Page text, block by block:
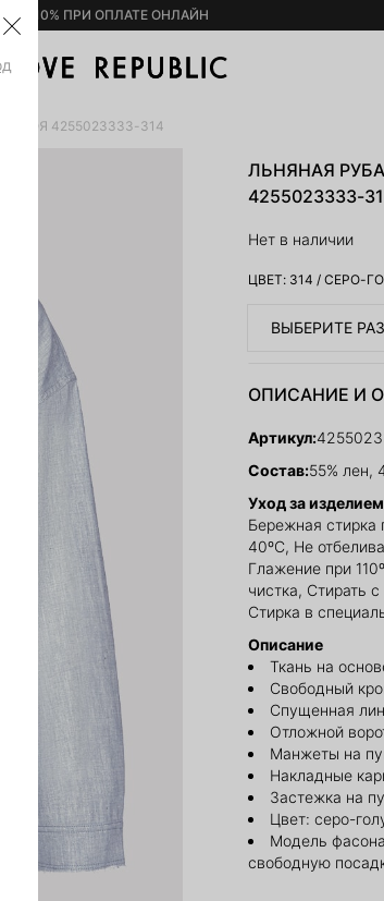
– 10% ПРИ ОПЛАТЕ ОНЛАЙН
КРОЯ 4255023333-314
ЛЬНЯНАЯ
4255023333-
Нет в наличии
ЦВЕТ: 314 /СЕРО-
ВЫБЕРИТЕ
ОПИСАНИЕ И
Артикул:
Состав:55% лен,
Уход за
Бережная стирка
40ºС, Не
Глажение при
чистка, Стирать
Стирка в
Описание
Ткань на
Свободный
Спущенная
Отложной
Манжеты на
Накладные
Застежка на
Цвет: серо-
Модель
свободную